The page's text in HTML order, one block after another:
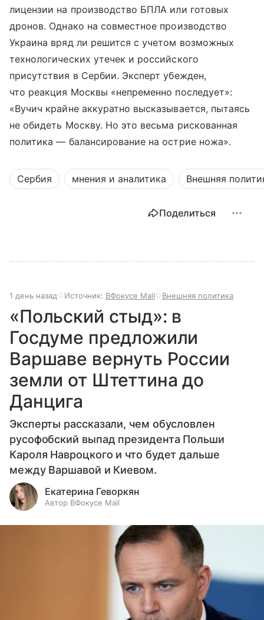
лицензии на производство БПЛА или готовых
дронов. Однако на совместное производство
Украина вряд ли решится с учетом возможных
технологических утечек и российского
присутствия в Сербии. Эксперт убежден,
что реакция Москвы «непременно последует»:
«Вучич крайне аккуратно высказывается, пытаясь
не обидеть Москву. Но это весьма рискованная
политика — балансирование на острие ножа».
Сербия мнения и аналитика Внешняя
Поделиться
1 день назад Источник: ВФокусе Mail Внешняя политика
«Польский стыд»: в
Госдуме предложили
Варшаве вернуть России
земли от Штеттина до
Данцига
Эксперты рассказали, чем обусловлен
русофобский выпад президента Польши
Кароля Навроцкого и что будет дальше
между Варшавой и Киевом.
Екатерина Геворкян
Автор ВФокусе Mail